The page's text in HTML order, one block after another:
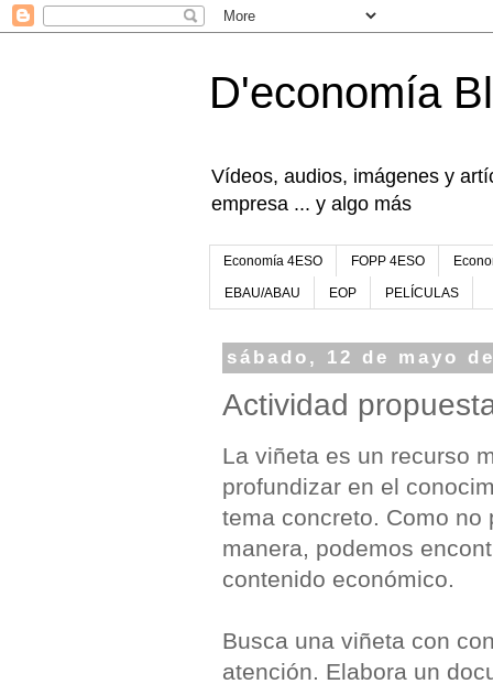
D'economía
Vídeos, audios, imágenes y
empresa ... y algo más
Economía 4ESO FOPP 4ESO
EBAU/ABAU EOP PELÍCULAS
sábado, 12 de mayo
Actividad
La viñeta es un recurso
profundizar en el
tema concreto. Como no
manera, podemos
contenido económico.
Busca una viñeta con
atención. Elabora un